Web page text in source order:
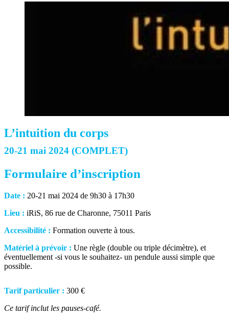
L’intuition du corps
20-21 mai 2024 (COMPLET)
Formulaire d’inscription
Date : 20-21 mai 2024 de 9h30 à 17h30
Lieu : iRiS, 86 rue de Charonne, 75011 Paris
Accessibilité : Formation ouverte à tous.
Matériel à prévoir : Une règle (double ou triple décimètre), et
éventuellement -si vous le souhaitez- un pendule aussi simple que
possible.
Tarif particulier : 300 €
Ce tarif inclut les pauses-café.